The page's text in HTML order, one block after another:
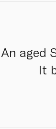
An aged
It